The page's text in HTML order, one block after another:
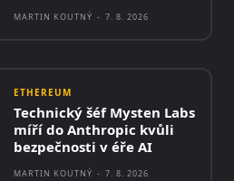
MARTIN KOUTNÝ - 7. 8. 2026
ETHEREUM
Technický šéf Mysten Labs
míří do Anthropic kvůli
bezpečnosti v éře AI
MARTIN KOUTNÝ - 7. 8. 2026